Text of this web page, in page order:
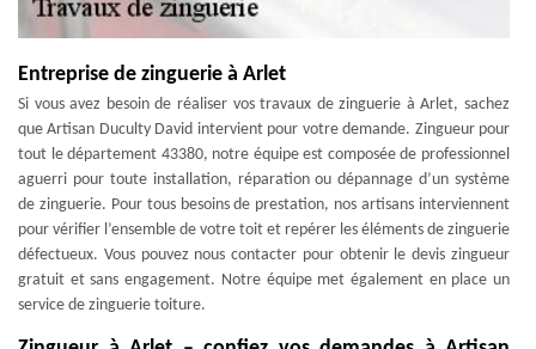
Entreprise de zinguerie à Arlet
Si vous avez besoin de réaliser vos travaux de zinguerie à Arlet, sachez
que Artisan Duculty David intervient pour votre demande. Zingueur pour
tout le département 43380, notre équipe est composée de professionnel
aguerri pour toute installation, réparation ou dépannage d’un système
de zinguerie. Pour tous besoins de prestation, nos artisans interviennent
pour vérifier l’ensemble de votre toit et repérer les éléments de zinguerie
défectueux. Vous pouvez nous contacter pour obtenir le devis zingueur
gratuit et sans engagement. Notre équipe met également en place un
service de zinguerie toiture.